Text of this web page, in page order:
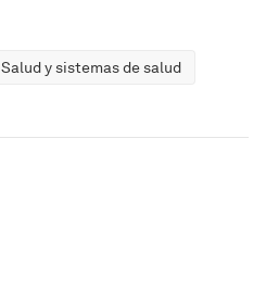
Salud y sistemas de salud